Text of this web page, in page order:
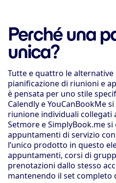
Perché una
unica?
Tutte e quattro le
pianificazione di riunioni e
è pensata per uno stile
Calendly e YouCanBookMe
riunione individuali collegati
Setmore e SimplyBook.me
appuntamenti di servizio
l’unico prodotto in questo
appuntamenti, corsi di
prenotazioni dallo stesso
mantenendo il set completo